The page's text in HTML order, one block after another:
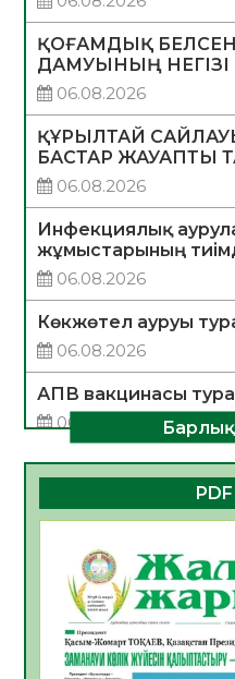
ҚОҒАМДЫҚ
ДАМУЫНЫҢ НЕГІЗІ
06.08.2026
ҚҰРЫЛТАЙ
БАСТАР ЖАУАПТЫ
06.08.2026
Инфекциялық
жұмыстарының
06.08.2026
Көкжөтел ауруы
06.08.2026
АПВ вакцинасы
06.08.2026
Open Air:
департаменті 20
көрерменнің
ҚЫЗЫЛОРДАДА
ЖАРҚЫН
МӘЖІЛІС ӨТТІ
05.08.2026